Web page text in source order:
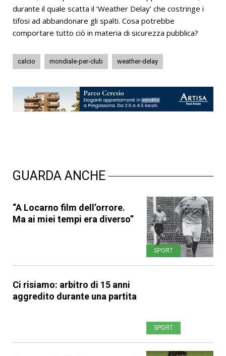
durante il quale scatta il ‘Weather Delay’ che costringe i
tifosi ad abbandonare gli spalti. Cosa potrebbe
comportare tutto ciò in materia di sicurezza pubblica?
calcio mondiale-per-club weather-delay
GUARDA ANCHE
“A Locarno film dell’orrore.
Ma ai miei tempi era diverso”
SPORT
Ci risiamo: arbitro di 15 anni
aggredito durante una partita
SPORT